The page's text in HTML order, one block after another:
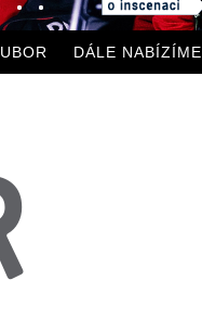
DÁLE NABÍZÍME